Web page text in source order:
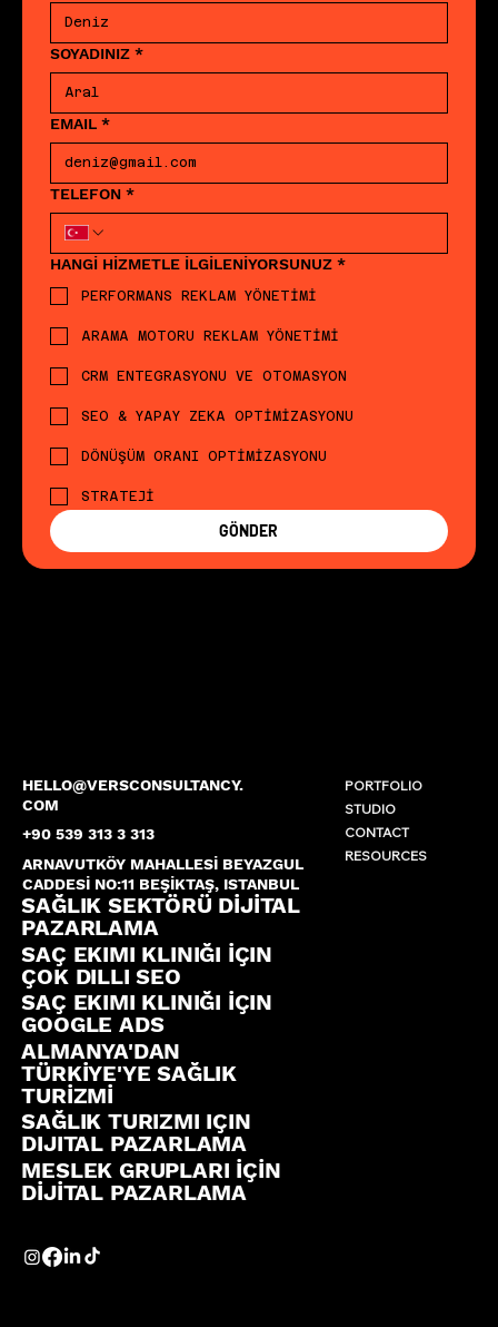
HELLO@VERSCONSULTANCY.
COM
+90 539 313 3 313
ARNAVUTKÖY MAHALLESİ BEYAZGUL
CADDESİ NO:11 BEŞİKTAŞ, ISTANBUL
SAĞLIK SEKTÖRÜ DİJİTAL
PAZARLAMA
SAÇ EKIMI KLINIĞI İÇIN
ÇOK DILLI SEO
SAÇ EKIMI KLINIĞI İÇIN
GOOGLE ADS
ALMANYA'DAN
TÜRKİYE'YE SAĞLIK
TURİZMİ
SAĞLIK TURIZMI IÇIN
DIJITAL PAZARLAMA
MESLEK GRUPLARI İÇİN
DİJİTAL PAZARLAMA
PORTFOLIO
STUDIO
CONTACT
RESOURCES
SOYADINIZ *
EMAIL *
TELEFON *
HANGİ HİZMETLE İLGİLENİYORSUNUZ *
PERFORMANS REKLAM YÖNETİMİ
ARAMA MOTORU REKLAM YÖNETİMİ
CRM ENTEGRASYONU VE OTOMASYON
SEO & YAPAY ZEKA OPTİMİZASYONU
DÖNÜŞÜM ORANI OPTİMİZASYONU
STRATEJİ
GÖNDER